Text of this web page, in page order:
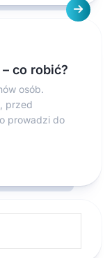
co robić?
osób.
przed
prowadzi do